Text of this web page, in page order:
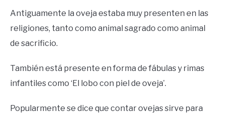
Antiguamente la oveja estaba muy presenten en las
religiones, tanto como animal sagrado como animal
de sacrificio.
También está presente en forma de fábulas y rimas
infantiles como ‘El lobo con piel de oveja’.
Popularmente se dice que contar ovejas sirve para